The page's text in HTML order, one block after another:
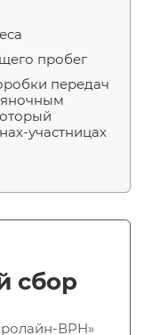
пробег
передач
участницах
сбор
ВРН»